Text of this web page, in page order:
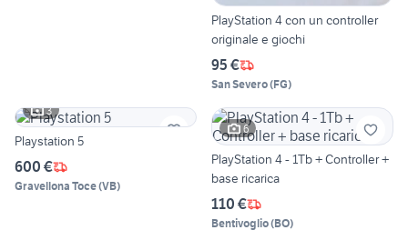
PlayStation 4 con un controller
originale e giochi
95 €
San Severo(FG)
3
Playstation 5
600 €
Gravellona Toce(VB)
6
PlayStation 4 - 1Tb + Controller +
base ricarica
110 €
Bentivoglio(BO)